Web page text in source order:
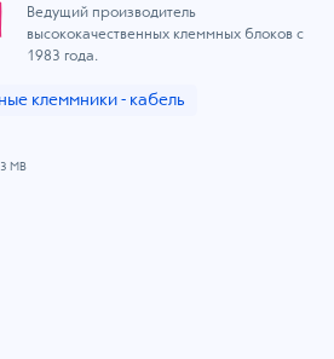
Ведущий производитель
высококачественных клеммных блоков с
1983 года.
клеммники - кабель
MB